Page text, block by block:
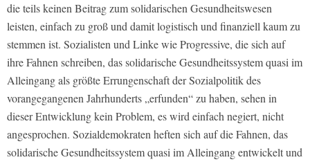
die teils keinen Beitrag zum solidarischen Gesundheitswesen
leisten, einfach zu groß und damit logistisch und finanziell kaum zu
stemmen ist. Sozialisten und Linke wie Progressive, die sich auf
ihre Fahnen schreiben, das solidarische Gesundheitssystem quasi im
Alleingang als größte Errungenschaft der Sozialpolitik des
vorangegangenen Jahrhunderts „erfunden“ zu haben, sehen in
dieser Entwicklung kein Problem, es wird einfach negiert, nicht
angesprochen. Sozialdemokraten heften sich auf die Fahnen, das
solidarische Gesundheitssystem quasi im Alleingang entwickelt und